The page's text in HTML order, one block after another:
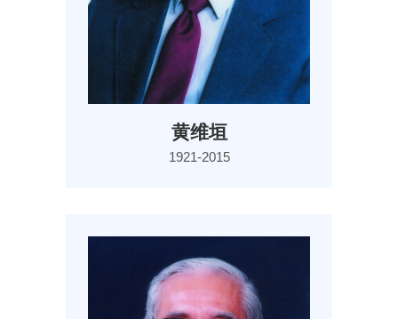
黄维垣
1921-2015